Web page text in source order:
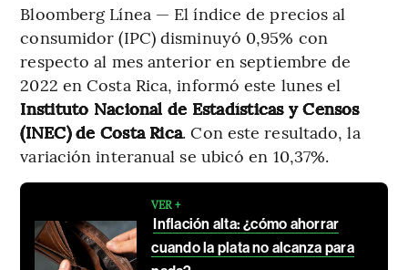
Bloomberg Línea — El índice de precios al
consumidor (IPC) disminuyó 0,95% con
respecto al mes anterior en septiembre de
2022 en Costa Rica, informó este lunes el
Instituto Nacional de Estadísticas y Censos
(INEC) de Costa Rica. Con este resultado, la
variación interanual se ubicó en 10,37%.
VER +
Inflación alta: ¿cómo ahorrar
cuando la plata no alcanza para